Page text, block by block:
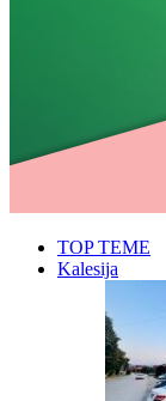
TOP TEME
Kalesija